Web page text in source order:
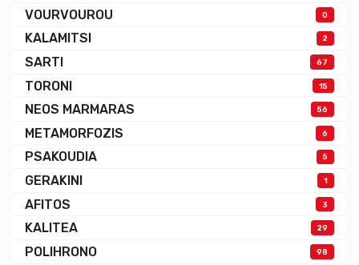
VOURVOUROU 0
KALAMITSI 2
SARTI 67
TORONI 15
NEOS MARMARAS 56
METAMORFOZIS 6
PSAKOUDIA 5
GERAKINI 1
AFITOS 3
KALITEA 29
POLIHRONO 98